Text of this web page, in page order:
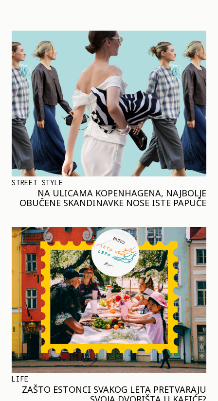
STREET STYLE
NA ULICAMA KOPENHAGENA, NAJBOLJE
OBUČENE SKANDINAVKE NOSE ISTE PAPUČE
LIFE
ZAŠTO ESTONCI SVAKOG LETA PRETVARAJU